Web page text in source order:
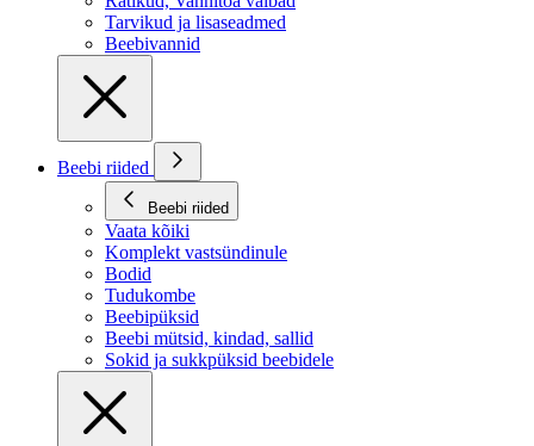
Tarvikud ja lisaseadmed
Beebivannid
Beebi riided
Beebi riided
Vaata kõiki
Komplekt vastsündinule
Bodid
Tudukombe
Beebipüksid
Beebi mütsid, kindad, sallid
Sokid ja sukkpüksid beebidele